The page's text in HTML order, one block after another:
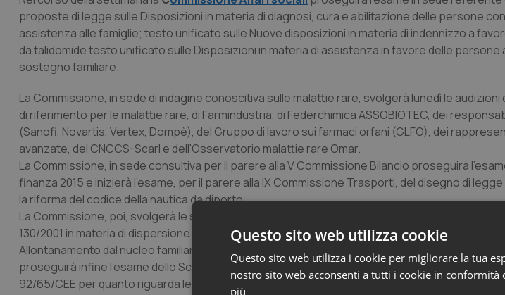
proposte di legge sulle Disposizioni in materia di diagnosi, cura e abilitazione delle persone
assistenza alle famiglie; testo unificato sulle Nuove disposizioni in materia di indennizzo a
da talidomide testo unificato sulle Disposizioni in materia di assistenza in favore delle
sostegno familiare.
La Commissione, in sede di indagine conoscitiva sulle malattie rare, svolgerà lunedì le
di riferimento per le malattie rare, di Farmindustria, di Federchimica ASSOBIOTEC, dei
(Sanofi, Novartis, Vertex, Dompè), del Gruppo di lavoro sui farmaci orfani (GLFO), dei
avanzate, del CNCCS-Scarl e dell'Osservatorio malattie rare Omar.
La Commissione, in sede consultiva per il parere alla V Commissione Bilancio proseguirà
finanza 2015 e inizierà l'esame, per il parere alla IX Commissione Trasporti, del disegno di
la riforma del codice della nautica da diporto.
La Commissione, poi, svolgerà le seguenti interrogazioni: Emanazione del decreto ministeriale
130/2001 in materia di dispersione delle ceneri; Controlli sui prodotti e servizi nel settore
Allontanamento dal nucleo familiare di bambini con disturbi dello spettro autistico. La
proseguirà infine l'esame dello Schema di decreto legislativo recante attuazione della direttiva
92/65/CEE per quanto riguarda le norme sanitarie che disciplinano gli scambi e le
Questo sito web utilizza cookie
Questo sito web utilizza i cookie per migliorare la tua
nostro sito web acconsenti a tutti i cookie in conformità
più